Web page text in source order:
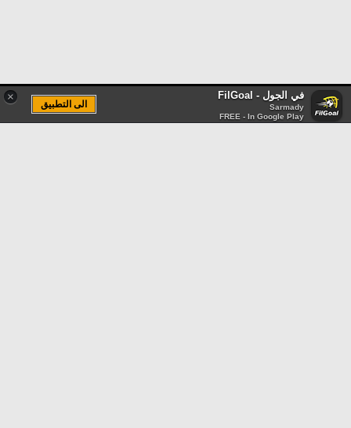
× في الجول - FilGoal
Sarmady
FREE - In Google Play
الى التطبيق